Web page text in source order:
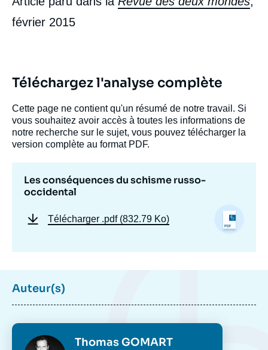
février 2015
Téléchargez l'analyse complète
Cette page ne contient qu'un résumé de notre travail. Si
vous souhaitez avoir accès à toutes les informations de
notre recherche sur le sujet, vous pouvez télécharger la
version complète au format PDF.
Les conséquences du schisme russo-
occidental
Télécharger .pdf (832.79 Ko)
Auteur(s)
Photo Thomas GOMART
Image
de
la
Thomas GOMART, « Les conséquences du
2015.
Copier